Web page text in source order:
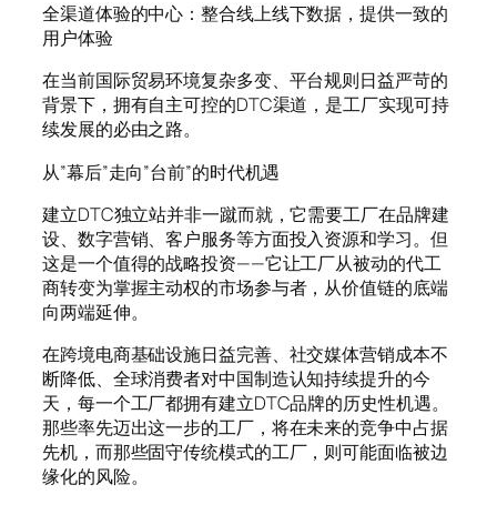
全渠道体验的中心：整合线上线下数据，提供一致的
用户体验
在当前国际贸易环境复杂多变、平台规则日益严苛的
背景下，拥有自主可控的DTC渠道，是工厂实现可持
续发展的必由之路。
从”幕后”走向”台前”的时代机遇
建立DTC独立站并非一蹴而就，它需要工厂在品牌建
设、数字营销、客户服务等方面投入资源和学习。但
这是一个值得的战略投资——它让工厂从被动的代工
商转变为掌握主动权的市场参与者，从价值链的底端
向两端延伸。
在跨境电商基础设施日益完善、社交媒体营销成本不
断降低、全球消费者对中国制造认知持续提升的今
天，每一个工厂都拥有建立DTC品牌的历史性机遇。
那些率先迈出这一步的工厂，将在未来的竞争中占据
先机，而那些固守传统模式的工厂，则可能面临被边
缘化的风险。